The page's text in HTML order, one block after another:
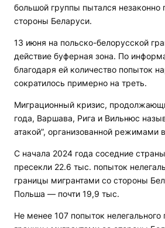
большой группы пытался незаконно
стороны Беларуси.
13 июня на польско-белорусской
действие буферная зона. По
благодаря ей количество попыток
сократилось примерно на треть.
Миграционный кризис,
года, Варшава, Рига и Вильнюс
атакой”, организованной режимами
С начала 2024 года соседние
пресекли 22.6 тыс. попыток
границы мигрантами со стороны
Польша — почти 19,9 тыс.
Не менее 107 попыток нелегального